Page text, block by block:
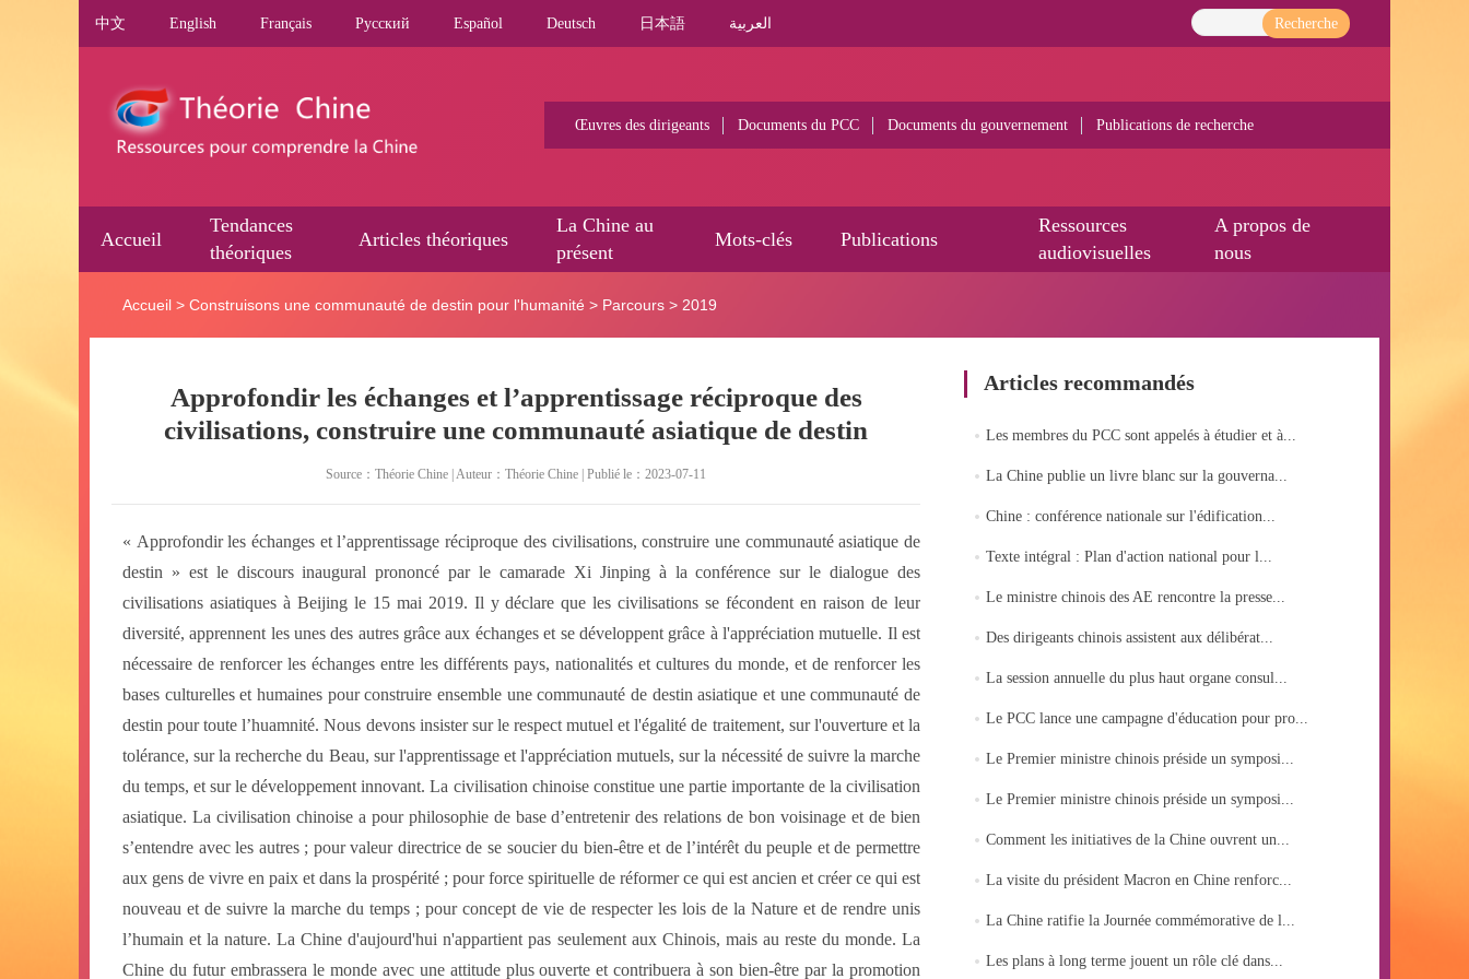
中文 English Français Pусский Español Deutsch 日本語 العربية Recherche
Œuvres des dirigeants Documents du PCC Documents du gouvernement Publications de recherche
Accueil
Tendances
théoriques
Articles théoriques
La Chine au
présent
Mots-clés Publications
Ressources
audiovisuelles
A propos de
nous
Accueil > Construisons une communauté de destin pour l'humanité > Parcours > 2019
Approfondir les échanges et l’apprentissage réciproque des
civilisations, construire une communauté asiatique de destin
Source：Théorie Chine | Auteur：Théorie Chine | Publié le：2023-07-11
« Approfondir les échanges et l’apprentissage réciproque des civilisations, construire une communauté asiatique de
destin » est le discours inaugural prononcé par le camarade Xi Jinping à la conférence sur le dialogue des
civilisations asiatiques à Beijing le 15 mai 2019. Il y déclare que les civilisations se fécondent en raison de leur
diversité, apprennent les unes des autres grâce aux échanges et se développent grâce à l'appréciation mutuelle. Il est
nécessaire de renforcer les échanges entre les différents pays, nationalités et cultures du monde, et de renforcer les
bases culturelles et humaines pour construire ensemble une communauté de destin asiatique et une communauté de
destin pour toute l’huamnité. Nous devons insister sur le respect mutuel et l'égalité de traitement, sur l'ouverture et la
tolérance, sur la recherche du Beau, sur l'apprentissage et l'appréciation mutuels, sur la nécessité de suivre la marche
du temps, et sur le développement innovant. La civilisation chinoise constitue une partie importante de la civilisation
asiatique. La civilisation chinoise a pour philosophie de base d’entretenir des relations de bon voisinage et de bien
s’entendre avec les autres ; pour valeur directrice de se soucier du bien-être et de l’intérêt du peuple et de permettre
aux gens de vivre en paix et dans la prospérité ; pour force spirituelle de réformer ce qui est ancien et créer ce qui est
nouveau et de suivre la marche du temps ; pour concept de vie de respecter les lois de la Nature et de rendre unis
l’humain et la nature. La Chine d'aujourd'hui n'appartient pas seulement aux Chinois, mais au reste du monde. La
Chine du futur embrassera le monde avec une attitude plus ouverte et contribuera à son bien-être par la promotion
Articles recommandés
Les membres du PCC sont appelés à étudier et à...
La Chine publie un livre blanc sur la gouverna...
Chine : conférence nationale sur l'édification...
Texte intégral : Plan d'action national pour l...
Le ministre chinois des AE rencontre la presse...
Des dirigeants chinois assistent aux délibérat...
La session annuelle du plus haut organe consul...
Le PCC lance une campagne d'éducation pour pro...
Le Premier ministre chinois préside un symposi...
Le Premier ministre chinois préside un symposi...
Comment les initiatives de la Chine ouvrent un...
La visite du président Macron en Chine renforc...
La Chine ratifie la Journée commémorative de l...
Les plans à long terme jouent un rôle clé dans...